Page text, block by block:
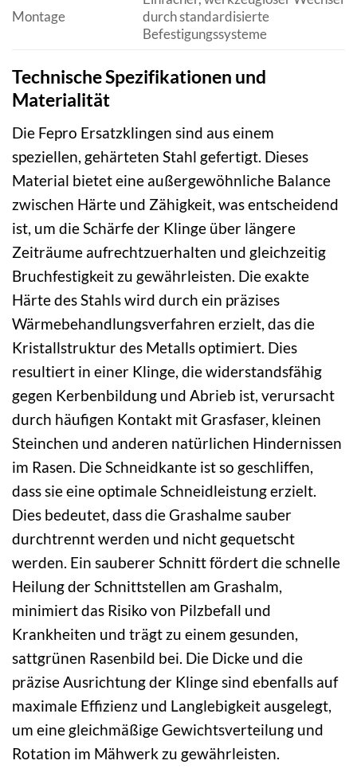
Montage
durch standardisierte
Befestigungssysteme
Technische Spezifikationen und
Materialität
Die Fepro Ersatzklingen sind aus einem
speziellen, gehärteten Stahl gefertigt. Dieses
Material bietet eine außergewöhnliche Balance
zwischen Härte und Zähigkeit, was entscheidend
ist, um die Schärfe der Klinge über längere
Zeiträume aufrechtzuerhalten und gleichzeitig
Bruchfestigkeit zu gewährleisten. Die exakte
Härte des Stahls wird durch ein präzises
Wärmebehandlungsverfahren erzielt, das die
Kristallstruktur des Metalls optimiert. Dies
resultiert in einer Klinge, die widerstandsfähig
gegen Kerbenbildung und Abrieb ist, verursacht
durch häufigen Kontakt mit Grasfaser, kleinen
Steinchen und anderen natürlichen Hindernissen
im Rasen. Die Schneidkante ist so geschliffen,
dass sie eine optimale Schneidleistung erzielt.
Dies bedeutet, dass die Grashalme sauber
durchtrennt werden und nicht gequetscht
werden. Ein sauberer Schnitt fördert die schnelle
Heilung der Schnittstellen am Grashalm,
minimiert das Risiko von Pilzbefall und
Krankheiten und trägt zu einem gesunden,
sattgrünen Rasenbild bei. Die Dicke und die
präzise Ausrichtung der Klinge sind ebenfalls auf
maximale Effizienz und Langlebigkeit ausgelegt,
um eine gleichmäßige Gewichtsverteilung und
Rotation im Mähwerk zu gewährleisten.